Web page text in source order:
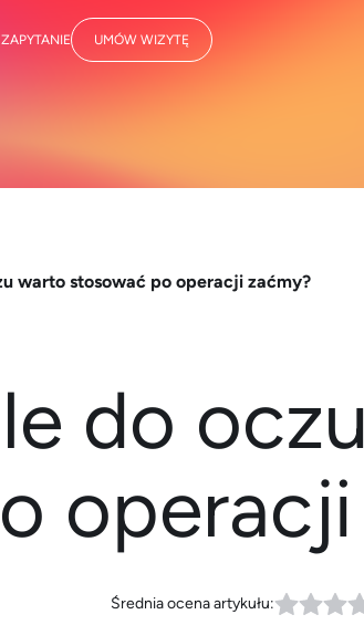
warto stosować po operacji zaćmy?
do
Średnia ocena artykułu:
UMÓW WIZYTĘ